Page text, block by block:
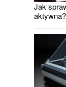
Jak
aktywna?